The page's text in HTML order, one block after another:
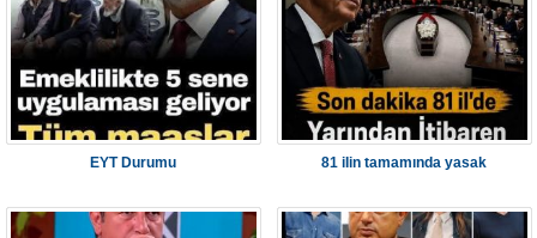
EYT Durumu 81 iIin tamamında yasak